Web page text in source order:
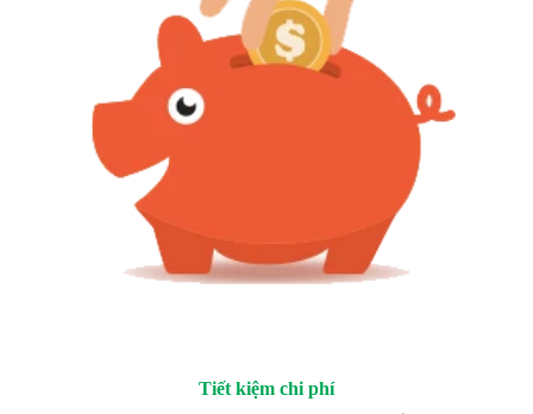
Tiết kiệm chi phí